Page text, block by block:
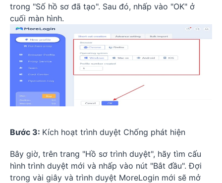
trong "Số hồ sơ đã tạo". Sau đó, nhấp vào "OK" ở
cuối màn hình.
Bước 3: Kích hoạt trình duyệt Chống phát hiện
Bây giờ, trên trang "Hồ sơ trình duyệt", hãy tìm cấu
hình trình duyệt mới và nhấp vào nút "Bắt đầu". Đợi
trong vài giây và trình duyệt MoreLogin mới sẽ mở